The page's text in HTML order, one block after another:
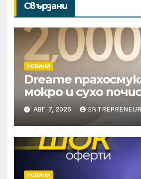
Свързани
НОВИНИ
Dreame
мокро и сухо
надхвърлиха 2 000
патентни заявки в
световен мащаб
АВГ. 7, 2026
НОВИНИ